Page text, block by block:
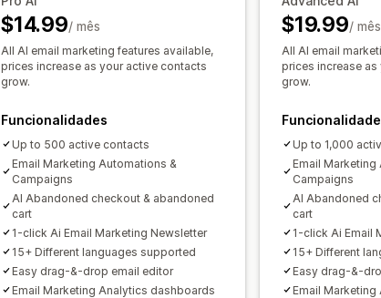
Widgets personalizáveis
Regras de direcionamento
Recomendações de
Avaliações de produtos
Gestão de campanhas
Ferramenta do editor
Código personalizado
Importar e exportar
Lista de captura de e-mails
Acionadores e regras
Segmentação
Etiquetagem
Análise de dados Testes
$14.99/ mês
All AI email marketing features available,
prices increase as your active contacts
grow.
Funcionalidades
Up to 500 active contacts
Email Marketing Automations &
Campaigns
AI Abandoned checkout & abandoned
cart
1-click Ai Email Marketing Newsletter
15+ Different languages supported
Easy drag-&-drop email editor
Email Marketing Analytics dashboards
$19.99/ mês
All AI email
prices increase
grow.
Up to 1,000
Email Marketing
Campaigns
AI Abandoned
cart
1-click Ai Email
15+ Different
Easy drag-&-
Email